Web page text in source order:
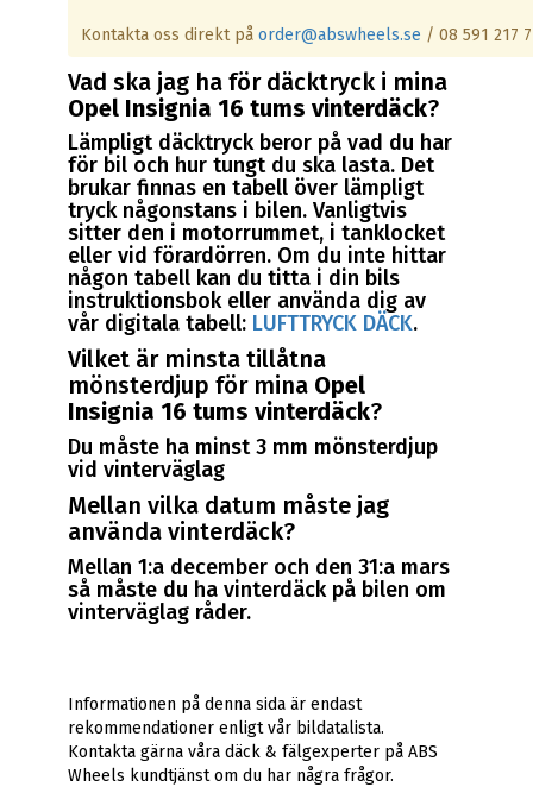
Kontakta oss direkt på order@abswheels.se / 08 591 217
Vad ska jag ha för däcktryck i mina
Opel Insignia 16 tums vinterdäck?
Lämpligt däcktryck beror på vad du har
för bil och hur tungt du ska lasta. Det
brukar finnas en tabell över lämpligt
tryck någonstans i bilen. Vanligtvis
sitter den i motorrummet, i tanklocket
eller vid förardörren. Om du inte hittar
någon tabell kan du titta i din bils
instruktionsbok eller använda dig av
vår digitala tabell: LUFTTRYCK DÄCK.
Vilket är minsta tillåtna
mönsterdjup för mina Opel
Insignia 16 tums vinterdäck?
Du måste ha minst 3 mm mönsterdjup
vid vinterväglag
Mellan vilka datum måste jag
använda vinterdäck?
Mellan 1:a december och den 31:a mars
så måste du ha vinterdäck på bilen om
vinterväglag råder.
Informationen på denna sida är endast
rekommendationer enligt vår bildatalista.
Kontakta gärna våra däck & fälgexperter på ABS
Wheels kundtjänst om du har några frågor.